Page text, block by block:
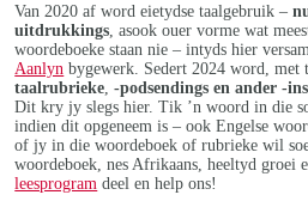
Van 2020 af word eietydse taalgebruik –
uitdrukkings , asook ouer vorme wat
woordeboeke staan nie – intyds hier
Aanlyn bygewerk. Sedert 2024 word, met
taalrubrieke ,-podsendings en ander -
Dit kry jy slegs hier. Tik ’n woord in die
indien dit opgeneem is – ook Engelse
of jy in die woordeboek of rubrieke wil
woordeboek, nes Afrikaans, heeltyd groei
leesprogram deel en help ons!